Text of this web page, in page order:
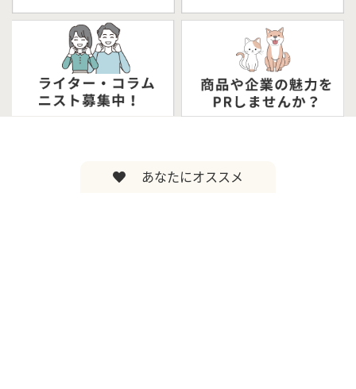
あなたにオススメ